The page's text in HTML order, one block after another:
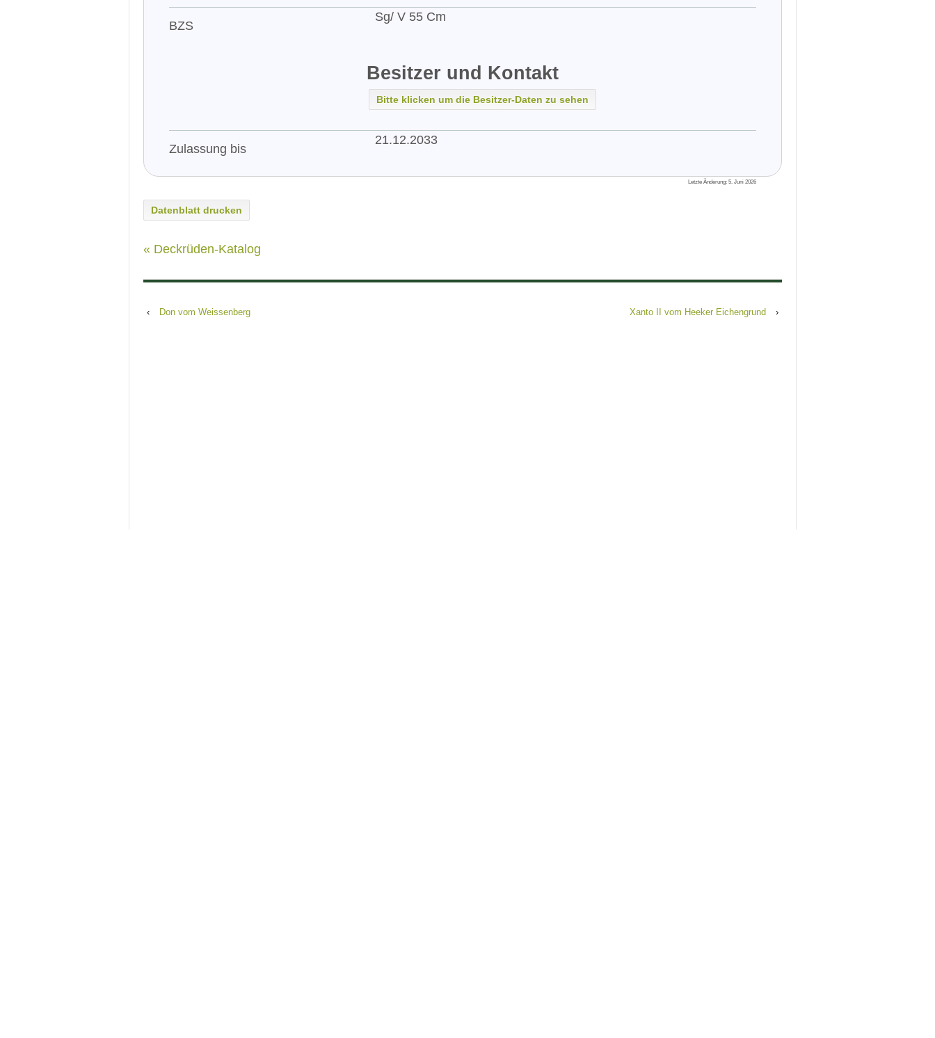
BZS
Sg/ V 55 Cm
Besitzer und Kontakt
Bitte klicken um die Besitzer-Daten zu sehen
Zulassung bis
21.12.2033
Letzte Änderung: 5. Juni 2026
Datenblatt drucken
« Deckrüden-Katalog
‹ Don vom Weissenberg Xanto II vom Heeker Eichengrund ›